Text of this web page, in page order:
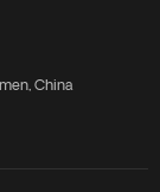
China